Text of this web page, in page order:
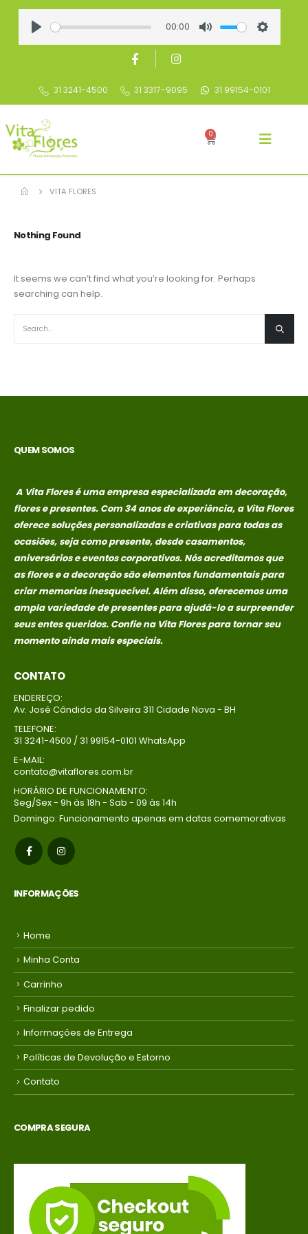
00:00
31 3241-4500 31 3317-9095 31 99154-0101
0
VITA FLORES
Nothing Found
It seems we can’t find what you’re looking for. Perhaps
searching can help.
QUEM SOMOS
A Vita Flores é uma empresa especializada em decoração,
flores e presentes. Com 34 anos de experiência, a Vita Flores
oferece soluções personalizadas e criativas para todas as
ocasiões, seja como presente, desde casamentos,
aniversários e eventos corporativos. Nós acreditamos que
as flores e a decoração são elementos fundamentais para
criar memoriasinesquecível. Além disso, oferecemos uma
ampla variedade de presentes para ajudá-lo a surpreender
seus entes queridos. Confie na Vita Flores para tornar seu
momento ainda mais especiais.
CONTATO
ENDEREÇO:
Av. José Cândido da Silveira 311 Cidade Nova - BH
TELEFONE:
31 3241-4500 / 31 99154-0101 WhatsApp
E-MAIL:
contato@vitaflores.com.br
HORÁRIO DE FUNCIONAMENTO:
Seg/Sex - 9h às 18h - Sab - 09 às 14h
Domingo: Funcionamento apenas em datas comemorativas
INFORMAÇÕES
Home
Minha Conta
Carrinho
Finalizar pedido
Informações de Entrega
Políticas de Devolução e Estorno
Contato
COMPRA SEGURA